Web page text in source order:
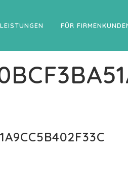
LEISTUNGEN FÜR